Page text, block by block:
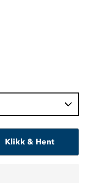
Klikk & Hent